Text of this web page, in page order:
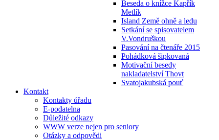
Beseda o knížce Kapřík
Metlík
Island Země ohně a ledu
Setkání se spisovatelem
V.Vondruškou
Pasování na čtenáře 2015
Pohádková šipkovaná
Motivační besedy
nakladatelství Thovt
Svatojakubská pouť
Kontakt
Kontakty úřadu
E-podatelna
Důležité odkazy
WWW verze nejen pro seniory
Otázky a odpovědi